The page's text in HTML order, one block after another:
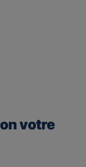
votre